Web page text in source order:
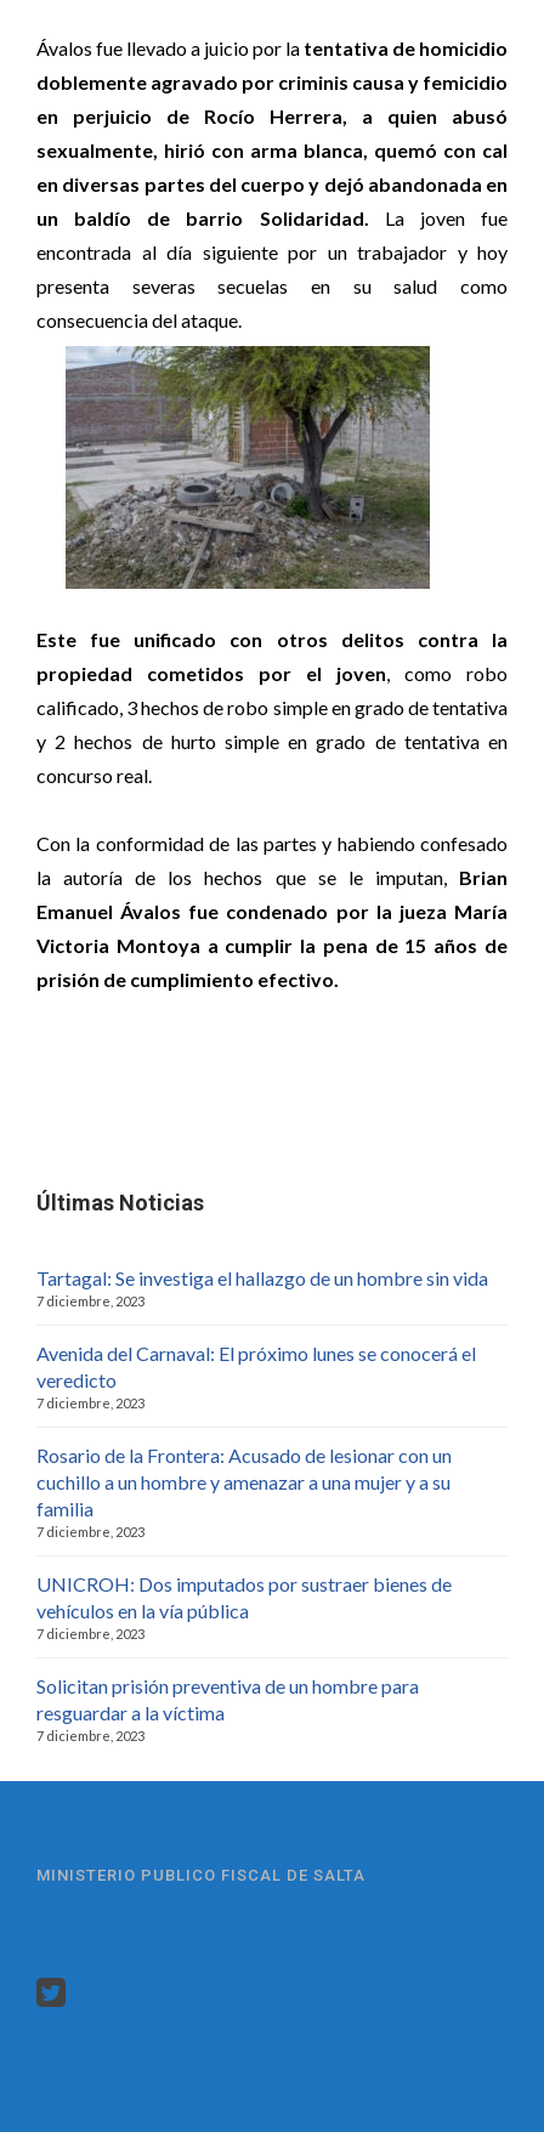
Ávalos fue llevado a juicio por la tentativa de homicidio
doblemente agravado por criminis causa y femicidio
en perjuicio de Rocío Herrera, a quien abusó
sexualmente, hirió con arma blanca, quemó con cal
en diversas partes del cuerpo y dejó abandonada en
un baldío de barrio Solidaridad. La joven fue
encontrada al día siguiente por un trabajador y hoy
presenta severas secuelas en su salud como
consecuencia del ataque.
Este fue unificado con otros delitos contra la
propiedad cometidos por el joven, como robo
calificado, 3 hechos de robo simple en grado de tentativa
y 2 hechos de hurto simple en grado de tentativa en
concurso real.
Con la conformidad de las partes y habiendo confesado
la autoría de los hechos que se le imputan, Brian
Emanuel Ávalos fue condenado por la jueza María
Victoria Montoya a cumplir la pena de 15 años de
prisión de cumplimiento efectivo.
Últimas Noticias
Tartagal: Se investiga el hallazgo de un hombre sin vida
7 diciembre, 2023
Avenida del Carnaval: El próximo lunes se conocerá el
veredicto
7 diciembre, 2023
Rosario de la Frontera: Acusado de lesionar con un
cuchillo a un hombre y amenazar a una mujer y a su
familia
7 diciembre, 2023
UNICROH: Dos imputados por sustraer bienes de
vehículos en la vía pública
7 diciembre, 2023
Solicitan prisión preventiva de un hombre para
resguardar a la víctima
7 diciembre, 2023
MINISTERIO PUBLICO FISCAL DE SALTA